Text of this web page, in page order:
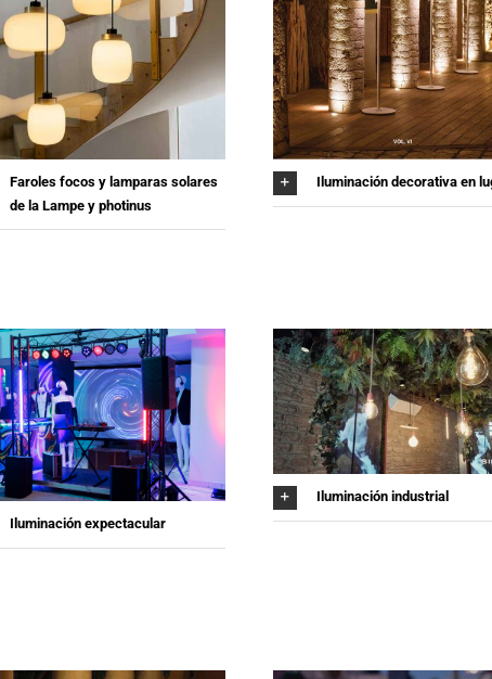
Faroles focos y lamparas solares
de la Lampe y photinus
Iluminación decorativa en
Iluminación expectacular
Iluminación industrial